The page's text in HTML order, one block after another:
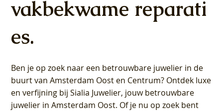
vakbekwame reparati
es.
Ben je op zoek naar een betrouwbare juwelier in de
buurt van Amsterdam Oost en Centrum? Ontdek luxe
en verfijning bij Sialia Juwelier, jouw betrouwbare
juwelier in Amsterdam Oost. Of je nu op zoek bent